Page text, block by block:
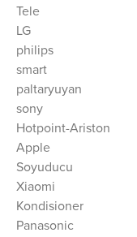
Tele
LG
philips
smart
paltaryuyan
sony
Hotpoint-Ariston
Apple
Soyuducu
Xiaomi
Kondisioner
Panasonic